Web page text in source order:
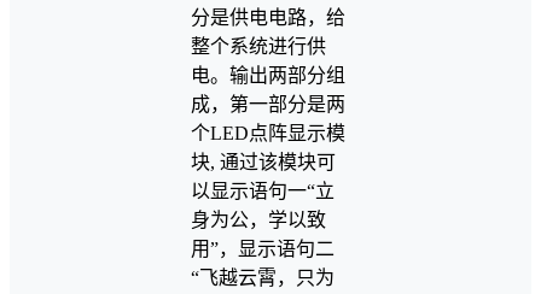
分是供电电路，给
整个系统进行供
电。输出两部分组
成，第一部分是两
个LED点阵显示模
块, 通过该模块可
以显示语句一“立
身为公，学以致
用”，显示语句二
“飞越云霄，只为